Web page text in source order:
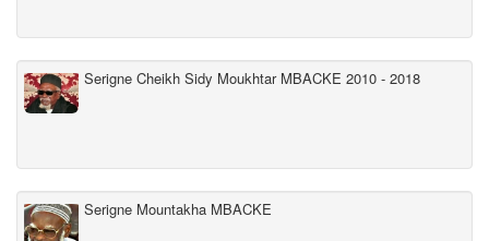
Serigne Cheikh Sidy Moukhtar MBACKE 2010 - 2018
Serigne Mountakha MBACKE